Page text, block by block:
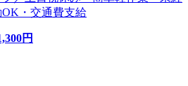
・交通費支給
円